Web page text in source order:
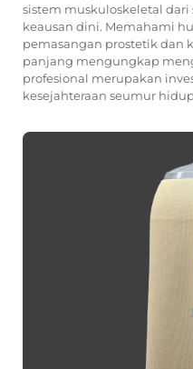
sistem muskuloskeletal dari
keausan dini. Memahami
pemasangan prostetik dan
panjang mengungkap
profesional merupakan
kesejahteraan seumur